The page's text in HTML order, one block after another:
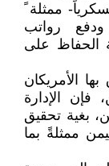
ممثلة
رواتب
الحفاظ على
الأمريكان
الإدارة
بغية تحقيق
ممثلةً بما